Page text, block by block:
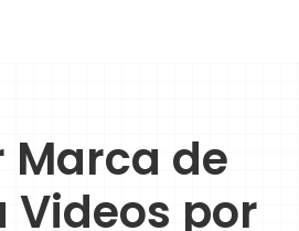
Marca de
Videos por